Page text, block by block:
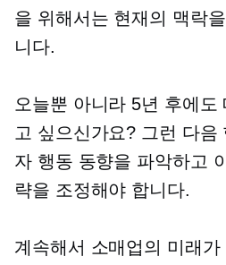
을 위해서는 현재의 맥락
니다.
오늘뿐 아니라 5년 후에도
고 싶으신가요? 그런 다음
자 행동 동향을 파악하고
략을 조정해야 합니다.
계속해서 소매업의 미래가